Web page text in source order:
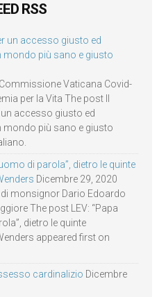
RSS
un accesso giusto ed
mondo più sano e giusto
Vaticana Covid-
per la Vita The post Il
accesso giusto ed
mondo più sano e giusto
di parola”, dietro le quinte
Dicembre 29, 2020
monsignor Dario Edoardo
The post LEV: “Papa
dietro le quinte
appeared first on
cardinalizio Dicembre